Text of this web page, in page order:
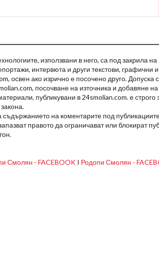
използвани в него, са под закрила на
интервюта и други текстови, графични
освен ако изрично е посочено друго. Допуска
посочване на източника и добавяне
публикувани в 24smolian.com. е
съдържанието на коментарите под
правото да ограничават или блокират
Смолян - FACEBOOK I Родопи Смолян -